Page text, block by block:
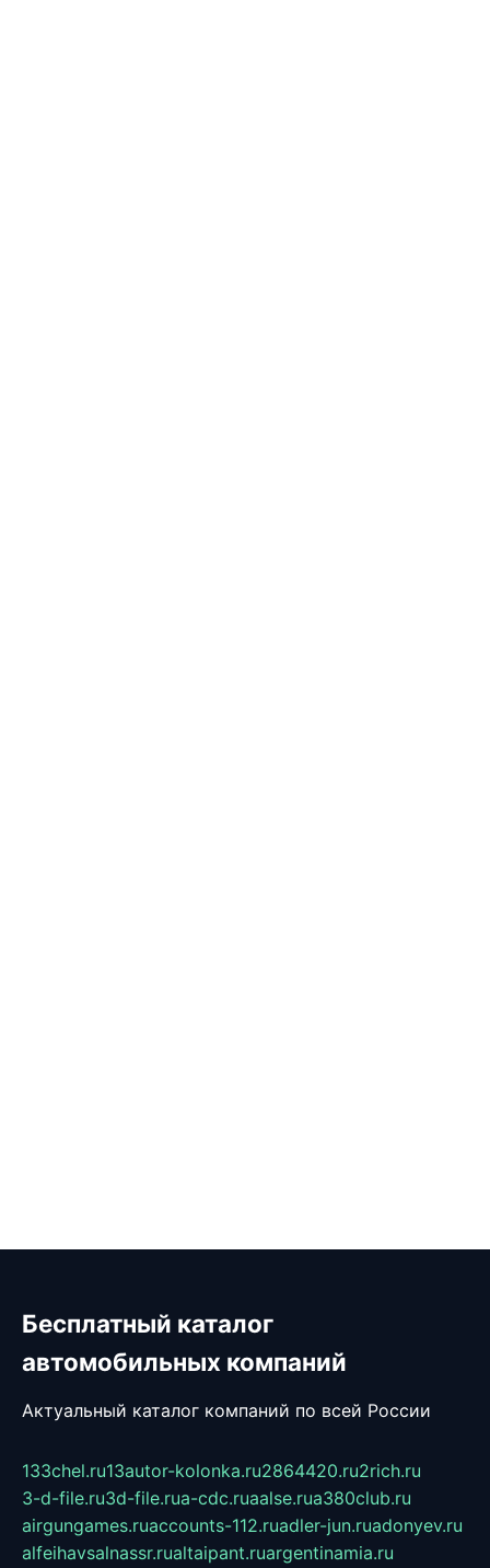
Бесплатный каталог
автомобильных компаний
Актуальный каталог компаний по всей России
133chel.ru13autor-kolonka.ru2864420.ru2rich.ru
3-d-file.ru3d-file.rua-cdc.ruaalse.rua380club.ru
airgungames.ruaccounts-112.ruadler-jun.ruadonyev.ru
alfeihavsalnassr.rualtaipant.ruargentinamia.ru